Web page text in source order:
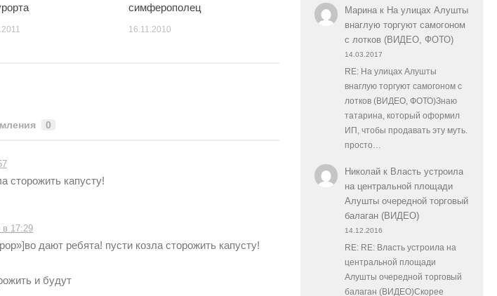
симферополец
16.11.2010
0
сторожить капусту!
в 17:29
дают ребята! пусти козла сторожить капусту!
и будут
Маринак На улицах Алушты
внаглую торгуют самогоном
с лотков (ВИДЕО, ФОТО)
14.03.2017
RE: На улицах Алушты
внаглую торгуют самогоном с
лотков (ВИДЕО, ФОТО)Знаю
татарина, который оформил
ИП, чтобы продавать эту муть.
просто…
Николайк Власть устроила
на центральной площади
Алушты очередной торговый
балаган (ВИДЕО)
14.12.2016
RE: RE: Власть устроила на
центральной площади
Алушты очередной торговый
балаган (ВИДЕО)Скорее